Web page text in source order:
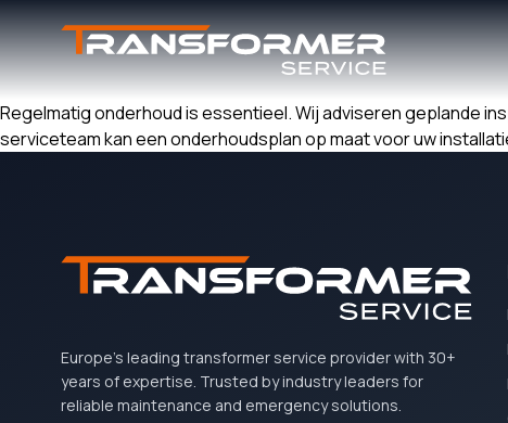
Regelmatig onderhoud is essentieel. Wij adviseren geplande
serviceteam kan een onderhoudsplan op maat voor uw
Europe's leading transformer service provider with 30+
years of expertise. Trusted by industry leaders for
reliable maintenance and emergency solutions.